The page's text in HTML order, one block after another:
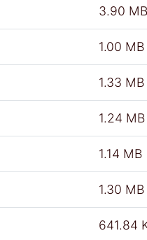
3.90 MB
1.00 MB
1.33 MB
1.24 MB
1.14 MB
1.30 MB
641.84